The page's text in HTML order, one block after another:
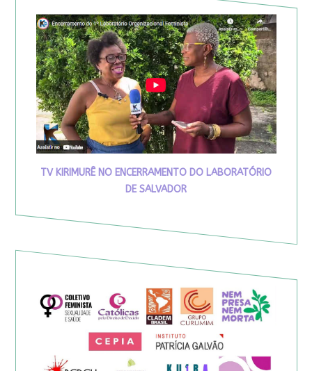
TV KIRIMURÊ NO ENCERRAMENTO DO LABORATÓRIO
DE SALVADOR